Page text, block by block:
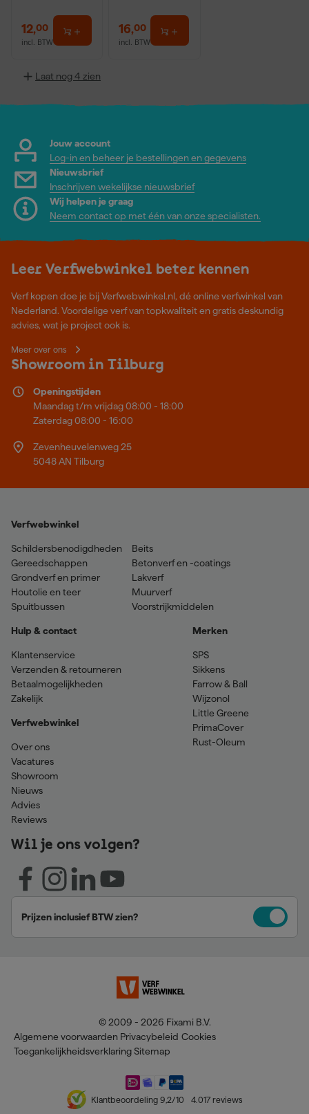
12,00
incl. BTW
16,00
incl. BTW
Laat nog 4 zien
Jouw account
Log-in en beheer je bestellingen en gegevens
Nieuwsbrief
Inschrijven wekelijkse nieuwsbrief
Wij helpen je graag
Neem contact op met één van onze specialisten.
Leer Verfwebwinkel beter kennen
Verf kopen doe je bij Verfwebwinkel.nl, dé online verfwinkel van
Nederland. Voordelige verf van topkwaliteit en gratis deskundig
advies, wat je project ook is.
Meer over ons
Showroom in Tilburg
Openingstijden
Maandag t/m vrijdag 08:00 - 18:00
Zaterdag 08:00 - 16:00
Zevenheuvelenweg 25
5048 AN Tilburg
Verfwebwinkel
Schildersbenodigdheden
Gereedschappen
Grondverf en primer
Houtolie en teer
Spuitbussen
Beits
Betonverf en -coatings
Lakverf
Muurverf
Voorstrijkmiddelen
Hulp & contact
Klantenservice
Verzenden & retourneren
Betaalmogelijkheden
Zakelijk
Verfwebwinkel
Over ons
Vacatures
Showroom
Nieuws
Advies
Reviews
Merken
SPS
Sikkens
Farrow & Ball
Wijzonol
Little Greene
PrimaCover
Rust-Oleum
Wil je ons volgen?
Prijzen inclusief BTW zien?
© 2009 - 2026 Fixami B.V.
Algemene voorwaarden Privacybeleid Cookies
Toegankelijkheidsverklaring Sitemap
Klantbeoordeling 9,2/10 4.017 reviews